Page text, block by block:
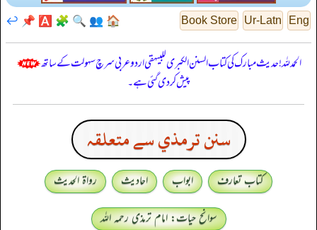
Eng
Ur-Latn
Book Store
🏠
👥
🔍
🧩
🅰️
📌
↩️
الحمدللہ! حدیث مبارک کی کتاب السنن الكبرى للبيهقي اردو عربی سرچ سہولت کے ساتھ
پیش کر دی گئی ہے۔
سنن ترمذي سے متعلقہ
کتاب تعارف ابواب احادیث
رواۃ الحدیث
سوانح حیات: امام ترمذی رحمہ اللہ